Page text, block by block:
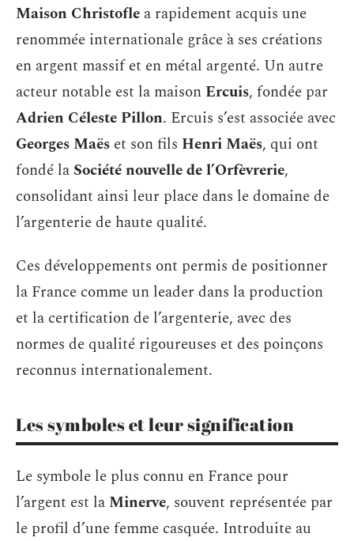
Maison Christofle a rapidement acquis une
renommée internationale grâce à ses créations
en argent massif et en métal argenté. Un autre
acteur notable est la maison Ercuis, fondée par
Adrien Céleste Pillon. Ercuis s’est associée avec
Georges Maës et son fils Henri Maës, qui ont
fondé la Société nouvelle de l’Orfèvrerie,
consolidant ainsi leur place dans le domaine de
l’argenterie de haute qualité.
Ces développements ont permis de positionner
la France comme un leader dans la production
et la certification de l’argenterie, avec des
normes de qualité rigoureuses et des poinçons
reconnus internationalement.
Les symboles et leur signification
Le symbole le plus connu en France pour
l’argent est la Minerve, souvent représentée par
le profil d’une femme casquée. Introduite au